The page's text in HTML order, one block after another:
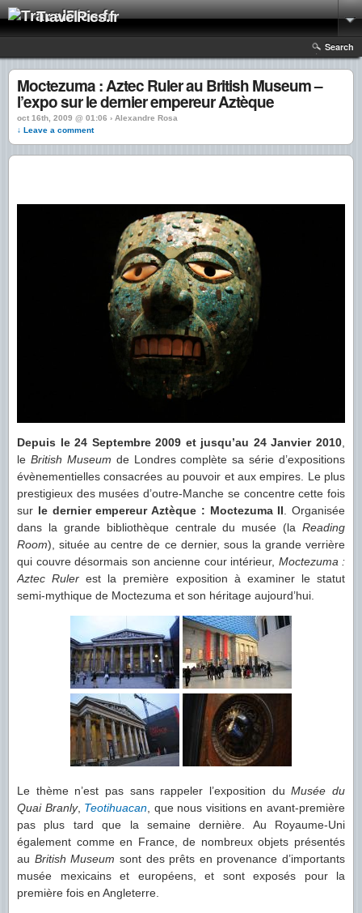
TravelPics.fr
Search
Moctezuma : Aztec Ruler au British Museum –
l’expo sur le dernier empereur Aztèque
oct 16th, 2009 @ 01:06 › Alexandre Rosa
↓ Leave a comment
Depuis le 24 Septembre 2009 et jusqu’au 24 Janvier 2010
le British Museum de Londres complète sa série d’expositions
évènementielles consacrées au pouvoir et aux empires. Le plus
prestigieux des musées d’outre-Manche se concentre cette fois
sur le dernier empereur Aztèque : Moctezuma II . Organisée
dans la grande bibliothèque centrale du musée (la Reading
Room), située au centre de ce dernier, sous la grande verrière
qui couvre désormais son ancienne cour intérieur, Moctezuma :
Aztec Ruler est la première exposition à examiner le statut
semi-mythique de Moctezuma et son héritage aujourd’hui.
Le thème n’est pas sans rappeler l’exposition duMusée du
Quai Branly, Teotihuacan , que nous visitions en avant-première
pas plus tard que la semaine dernière. Au Royaume-Uni
également comme en France, de nombreux objets présentés
au British Museum sont des prêts en provenance d’importants
musée mexicains et européens, et sont exposés pour la
première fois en Angleterre.